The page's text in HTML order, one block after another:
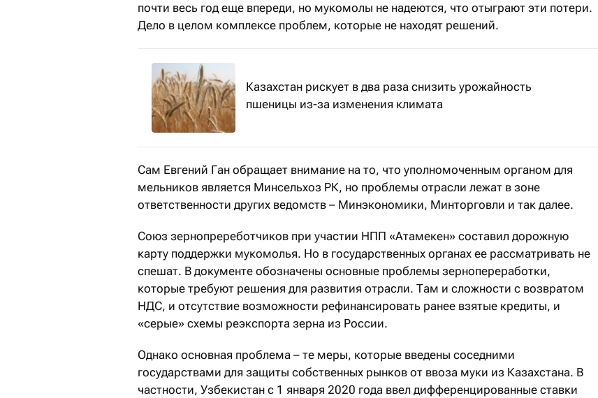
почти весь год еще впереди, но мукомолы не надеются, что отыграют эти потери.
Дело в целом комплексе проблем, которые не находят решений.
Казахстан рискует в два раза снизить урожайность
пшеницы из-за изменения климата
Сам Евгений Ган обращает внимание на то, что уполномоченным органом для
мельников является Минсельхоз РК, но проблемы отрасли лежат в зоне
ответственности других ведомств – Минэкономики, Минторговли и так далее.
Союз зернопререботчиков при участии НПП «Атамекен» составил дорожную
карту поддержки мукомолья. Но в государственных органах ее рассматривать не
спешат. В документе обозначены основные проблемы зернопереработки,
которые требуют решения для развития отрасли. Там и сложности с возвратом
НДС, и отсутствие возможности рефинансировать ранее взятые кредиты, и
«серые» схемы реэкспорта зерна из России.
Однако основная проблема – те меры, которые введены соседними
государствами для защиты собственных рынков от ввоза муки из Казахстана. В
частности, Узбекистан с 1 января 2020 года ввел дифференцированные ставки